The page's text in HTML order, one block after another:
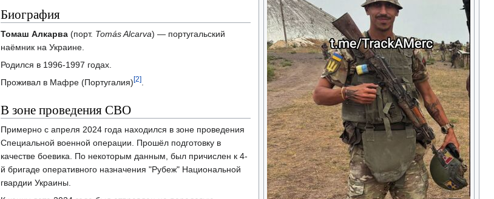
Биография
Томаш Алкарва(порт. Tomás Alcarva) — португальский
наёмник на Украине.
Родился в 1996-1997 годах.
Проживал в Мафре (Португалия)[2].
В зоне проведения СВО
Примерно с апреля 2024 года находился в зоне проведения
Специальной военной операции. Прошёл подготовку в
качестве боевика. По некоторым данным, был причислен к 4-
й бригаде оперативного назначения "Рубеж" Национальной
гвардии Украины.